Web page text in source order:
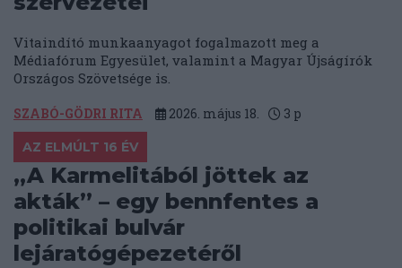
Vitaindító munkaanyagot fogalmazott meg a
Médiafórum Egyesület, valamint a Magyar Újságírók
Országos Szövetsége is.
SZABÓ-GÖDRI RITA 2026. május 18. 3 p
AZ ELMÚLT 16 ÉV
„A Karmelitából jöttek az
akták” – egy bennfentes a
politikai bulvár
lejáratógépezetéről